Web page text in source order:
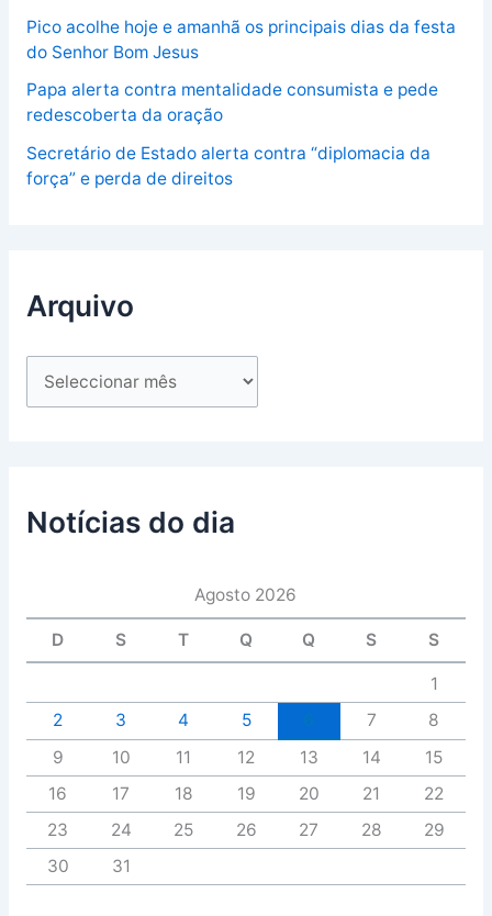
Pico acolhe hoje e amanhã os principais dias da festa
do Senhor Bom Jesus
Papa alerta contra mentalidade consumista e pede
redescoberta da oração
Secretário de Estado alerta contra “diplomacia da
força” e perda de direitos
Arquivo
Notícias do dia
Agosto 2026
D S T Q Q S S
1
2
3 4 5 7
8
9
10 11 12 13 14
15
16
17 18 19 20 21
22
23
24 25 26 27 28
29
30
31